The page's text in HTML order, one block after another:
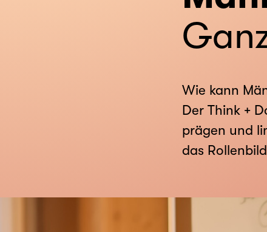
Wie kann
Der Think +
prägen und
das